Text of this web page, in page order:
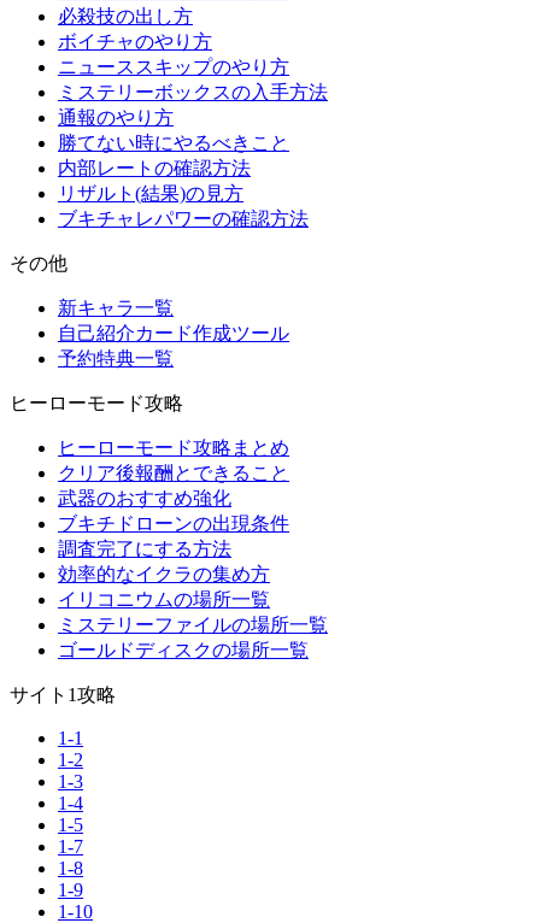
必殺技の出し方
ボイチャのやり方
ニューススキップのやり方
ミステリーボックスの入手方法
通報のやり方
勝てない時にやるべきこと
内部レートの確認方法
リザルト(結果)の見方
ブキチャレパワーの確認方法
その他
新キャラ一覧
自己紹介カード作成ツール
予約特典一覧
ヒーローモード攻略
ヒーローモード攻略まとめ
クリア後報酬とできること
武器のおすすめ強化
ブキチドローンの出現条件
調査完了にする方法
効率的なイクラの集め方
イリコニウムの場所一覧
ミステリーファイルの場所一覧
ゴールドディスクの場所一覧
サイト1攻略
1-1
1-2
1-3
1-4
1-5
1-7
1-8
1-9
1-10